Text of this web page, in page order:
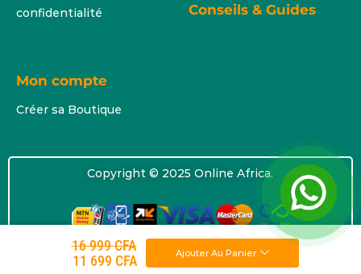
16 999CFA
11 699 CFA Ajouter Au Panier
confidentialité
Conseils & Guides
Mon compte
Créer sa Boutique
Copyright © 2025 Online Africa.